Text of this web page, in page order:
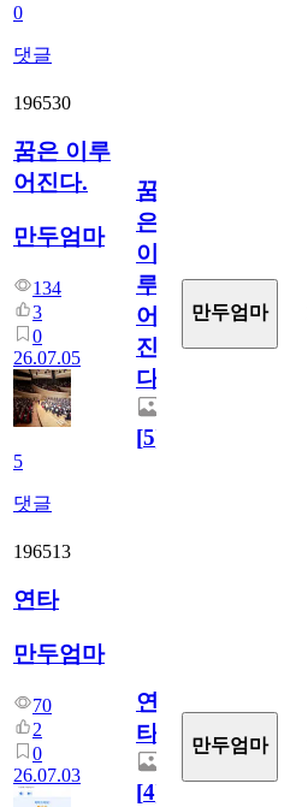
0
댓글
196530
꿈은 이루
어진다.
만두엄마
134
3
0
26.07.05
5
댓글
꿈
은
이
루
어
진
다.
[5]
만두엄마
196513
연타
만두엄마
70
2
0
26.07.03
연
타
[4]
만두엄마